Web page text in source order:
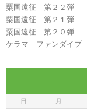
粟国遠征 第２２弾
粟国遠征 第２１弾
粟国遠征 第２０弾
ケラマ ファンダイブ
日 月